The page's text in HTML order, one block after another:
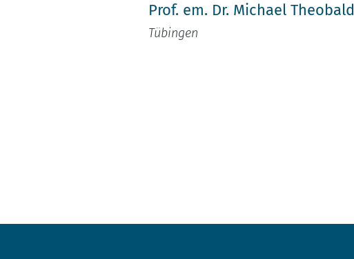
Prof. em. Dr. Michael Theobald
Tübingen